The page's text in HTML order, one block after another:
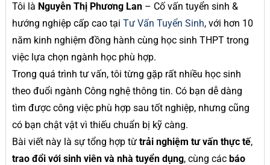
Tôi là Nguyễn Thị Phương Lan – Cố vấn tuyển sinh &
hướng nghiệp cấp cao tại Tư Vấn Tuyển Sinh, với hơn 10
năm kinh nghiệm đồng hành cùng học sinh THPT trong
việc lựa chọn ngành học phù hợp.
Trong quá trình tư vấn, tôi từng gặp rất nhiều học sinh
theo đuổi ngành Công nghệ thông tin. Có bạn dễ dàng
tìm được công việc phù hợp sau tốt nghiệp, nhưng cũng
có bạn chật vật vì thiếu chuẩn bị kỹ càng.
Bài viết này là sự tổng hợp từ trải nghiệm tư vấn thực tế,
trao đổi với sinh viên và nhà tuyển dụng, cùng các báo